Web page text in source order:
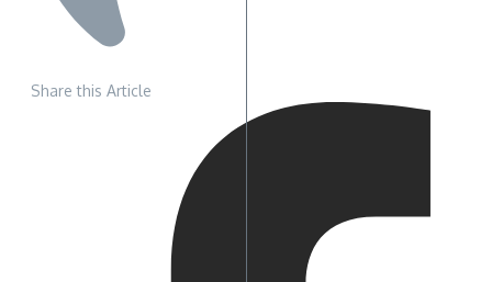
Share this Article